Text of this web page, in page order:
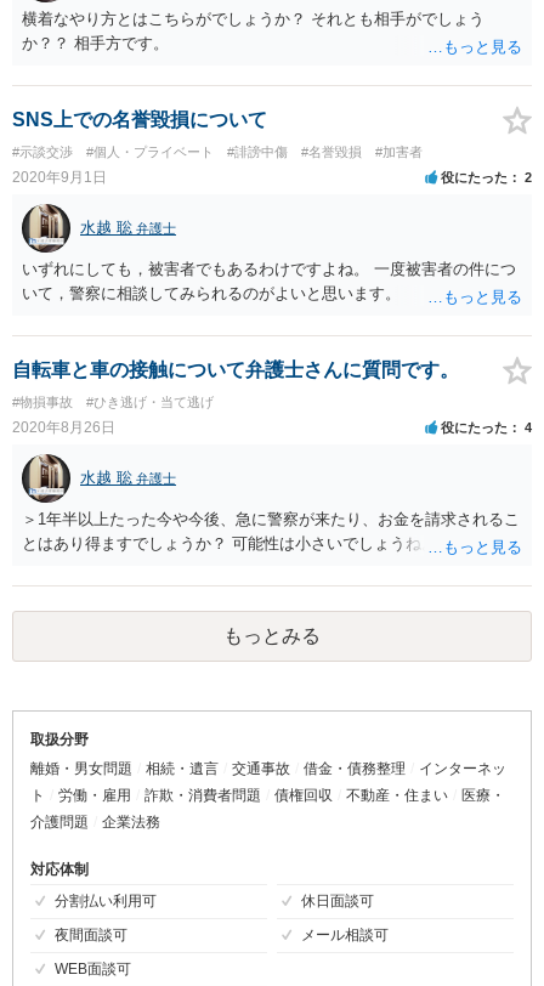
横着なやり方とはこちらがでしょうか？ それとも相手がでしょう
か？？ 相手方です。
SNS上での名誉毀損について
#示談交渉 #個人・プライベート #誹謗中傷 #名誉毀損 #加害者
2020年9月1日 役にたった 2
水越 聡 弁護士
いずれにしても，被害者でもあるわけですよね。 一度被害者の件につ
いて，警察に相談してみられるのがよいと思います。
自転車と車の接触について弁護士さんに質問です。
#物損事故 #ひき逃げ・当て逃げ
2020年8月26日 役にたった 4
水越 聡 弁護士
＞1年半以上たった今や今後、急に警察が来たり、お金を請求されるこ
とはあり得ますでしょうか？ 可能性は小さいでしょうね。
もっとみる
取扱分野
離婚・男女問題
相続・遺言 交通事故 借金・債務整理
インターネッ
ト
労働・雇用 詐欺・消費者問題 債権回収 不動産・住まい
医療・
介護問題
企業法務
対応体制
分割払い利用可
休日面談可
夜間面談可
メール相談可
WEB面談可